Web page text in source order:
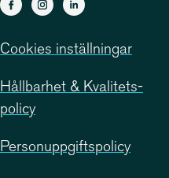
Cookies inställningar
Hållbarhet & Kvali­tets­
policy
Person­upp­giftspolicy